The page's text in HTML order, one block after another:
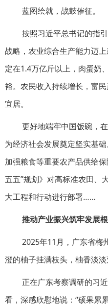
蓝图绘就，战鼓催征。
按照习近平总书记的指
战略，农业综合生产能力迈
定在1.4万亿斤以上，肉蛋奶
裕。农民收入持续增长，富
宜居。
更好地端牢中国饭碗，
为经济社会发展奠定坚实基
加强粮食等重要农产品供给
五五”规划》对高标准农田、
大工程和行动进行部署……
推动产业振兴筑牢发展
2025年11月，广东省梅
澄的柚子挂满枝头，柚香淡淡
正在广东考察调研的习
看，深感欣慰地说：“硕果累